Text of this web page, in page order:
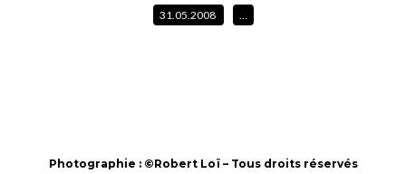
31.05.2008 …
Photographie : ©Robert Loï – Tous droits réservés